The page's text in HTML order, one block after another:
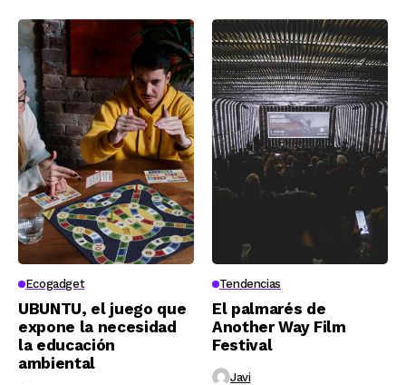
Ecogadget
UBUNTU, el juego que
expone la necesidad
la educación
ambiental
Tendencias
El palmarés de
Another Way Film
Festival
Javi